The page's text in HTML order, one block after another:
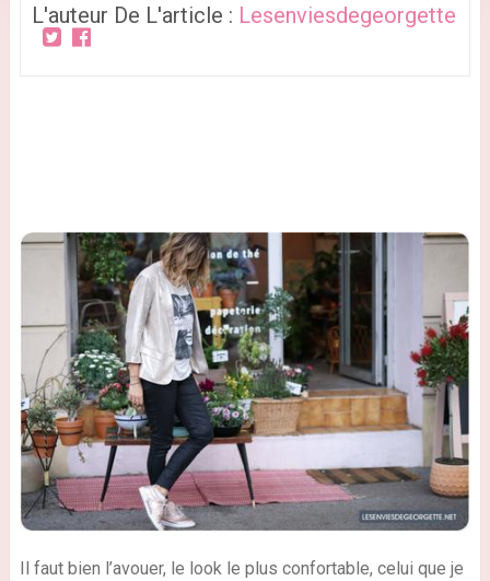
L'auteur De L'article : Lesenviesdegeorgette
Il faut bien l’avouer, le look le plus confortable, celui que je